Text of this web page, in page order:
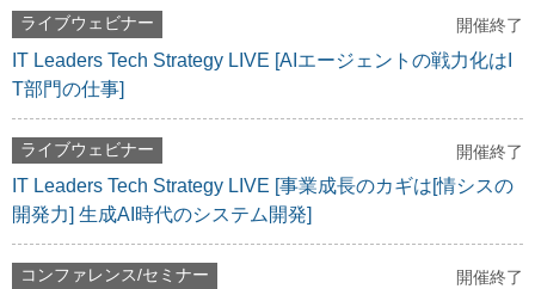
ライブウェビナー 開催終了
IT Leaders Tech Strategy LIVE [AIエージェントの戦力化はI
T部門の仕事]
ライブウェビナー 開催終了
IT Leaders Tech Strategy LIVE [事業成長のカギは[情シスの
開発力] 生成AI時代のシステム開発]
コンファレンス/セミナー 開催終了